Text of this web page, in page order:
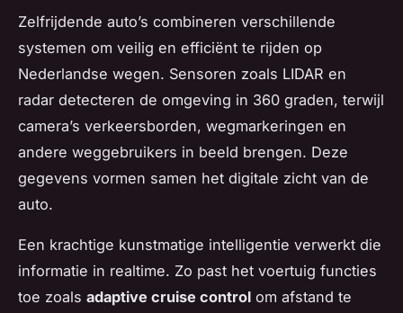
Zelfrijdende auto’s combineren verschillende
systemen om veilig en efficiënt te rijden op
Nederlandse wegen. Sensoren zoals LIDAR en
radar detecteren de omgeving in 360 graden, terwijl
camera’s verkeersborden, wegmarkeringen en
andere weggebruikers in beeld brengen. Deze
gegevens vormen samen het digitale zicht van de
auto.
Een krachtige kunstmatige intelligentie verwerkt die
informatie in realtime. Zo past het voertuig functies
toe zoals adaptive cruise control om afstand te